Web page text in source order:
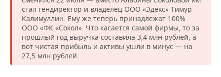
стал гендиректор и владелец ООО «Эдекс» Тимур
Калимуллин. Ему же теперь принадлежат 100%
ООО «ФК «Сокол». Что касается самой фирмы, то за
прошлый год выручка составила 3,4 млн рублей, а
вот чистая прибыль и активы ушли в минус — на
27,5 млн рублей.